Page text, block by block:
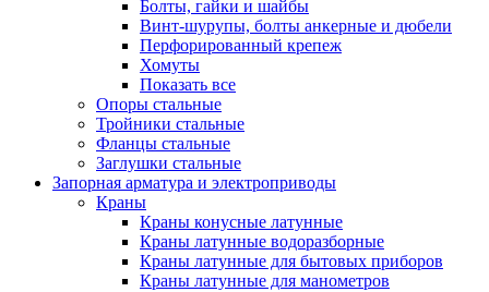
Болты, гайки и шайбы
Винт-шурупы, болты анкерные и дюбели
Перфорированный крепеж
Хомуты
Показать все
Опоры стальные
Тройники стальные
Фланцы стальные
Заглушки стальные
Запорная арматура и электроприводы
Краны
Краны конусные латунные
Краны латунные водоразборные
Краны латунные для бытовых приборов
Краны латунные для манометров